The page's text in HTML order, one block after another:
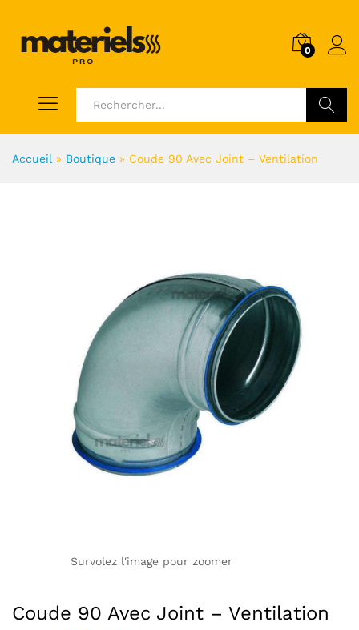
0
Accueil » Boutique » Coude 90 Avec Joint – Ventilation
Survolez l'image pour zoomer
Coude 90 Avec Joint – Ventilation